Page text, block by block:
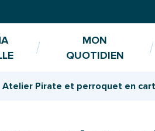
MON
QUOTIDIEN
Atelier Pirate et perroquet en